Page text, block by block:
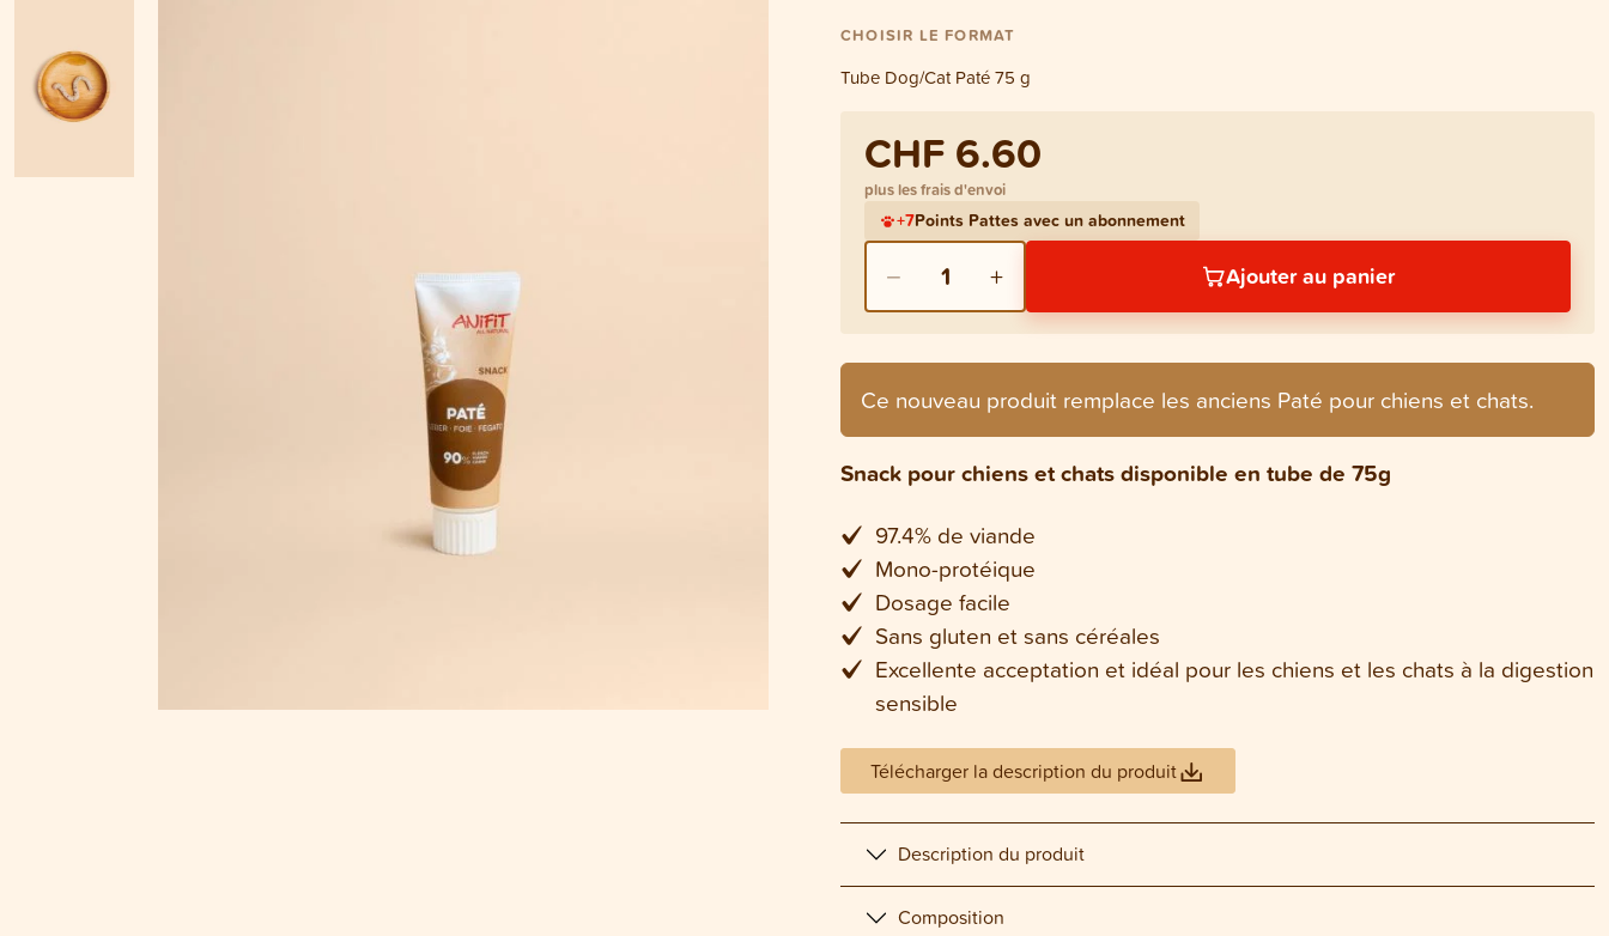
CHOISIR LE FORMAT
Tube Dog/Cat Paté 75 g
CHF 6.60
plus les frais d'envoi
+7Points Pattes avec un abonnement
− 1 + Ajouter au panier
Ce nouveau produit remplace les anciens Paté pour chiens et chats.
Snack pour chiens et chats disponible en tube de 75g
97.4% de viande
Mono-protéique
Dosage facile
Sans gluten et sans céréales
Excellente acceptation et idéal pour les chiens et les chats à la digestion
sensible
Télécharger la description du produit
Description du produit
Composition